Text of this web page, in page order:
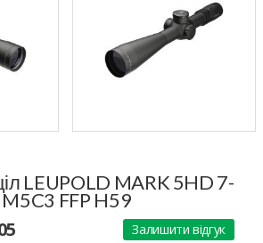
LEUPOLD MARK 5HD 7-
FFP H59
Залишити відгук